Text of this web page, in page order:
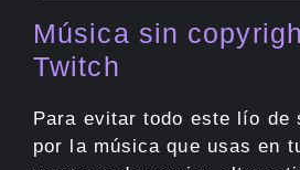
Música sin
Twitch
Para evitar todo este lío de
por la música que usas en